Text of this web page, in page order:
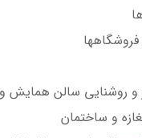
و روشنایی سالن همایش
و ساختمان